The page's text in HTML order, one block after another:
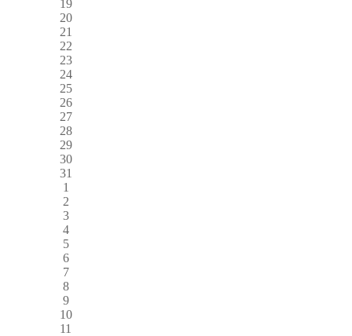
19
20
21
22
23
24
25
26
27
28
29
30
31
1
2
3
4
5
6
7
8
9
10
11